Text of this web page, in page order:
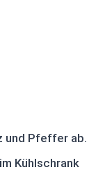
und Pfeffer ab.
Kühlschrank